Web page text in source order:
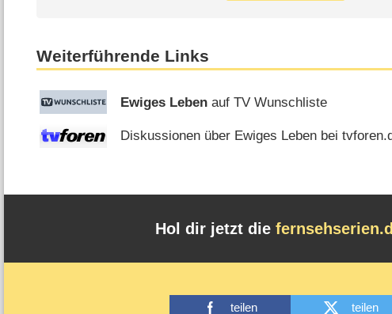
Weiterführende Links
Ewiges Leben auf TV Wunschliste
Diskussionen über Ewiges Leben bei
Hol dir jetzt die
teilen teilen